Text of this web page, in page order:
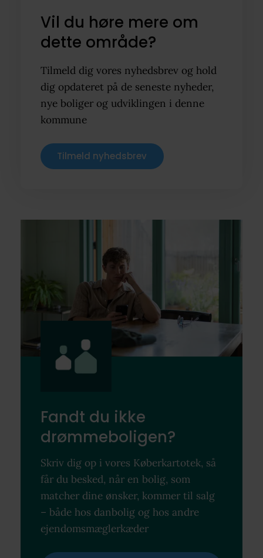
Vil du høre mere om
dette område?
Tilmeld dig vores nyhedsbrev og hold
dig opdateret på de seneste nyheder,
nye boliger og udviklingen i denne
kommune
Tilmeld nyhedsbrev
Fandt du ikke
drømmeboligen?
Skriv dig op i vores Køberkartotek, så
får du besked, når en bolig, som
matcher dine ønsker, kommer til salg
– både hos danbolig og hos andre
ejendomsmæglerkæder